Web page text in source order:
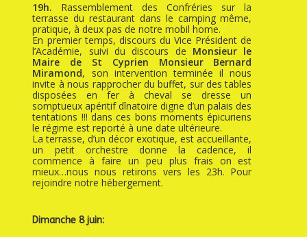
19h. Rassemblement des Confréries sur la
terrasse du restaurant dans le camping même,
pratique, à deux pas de notre mobil home.
En premier temps, discours du Vice Président de
l’Académie, suivi du discours de Monsieur le
Maire de St Cyprien Monsieur Bernard
Miramond, son intervention terminée il nous
invite à nous rapprocher du buffet, sur des tables
disposées en fer à cheval se dresse un
somptueux apéritif dînatoire digne d’un palais des
tentations !!! dans ces bons moments épicuriens
le régime est reporté à une date ultérieure.
La terrasse, d’un décor exotique, est accueillante,
un petit orchestre donne la cadence, il
commence à faire un peu plus frais on est
mieux…nous nous retirons vers les 23h. Pour
rejoindre notre hébergement.
Dimanche 8 juin: